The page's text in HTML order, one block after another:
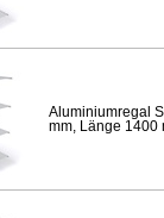
Aluminiumregal
mm, Länge 1400